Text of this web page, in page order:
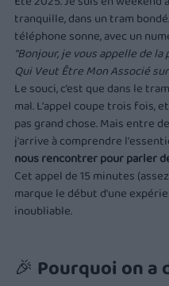
tranquille, dans un tram
téléphone sonne, avec un
"Bonjour, je vous appelle de
Qui Veut Être Mon Associé sur
Le souci, c’est que dans le
mal. L'appel coupe trois fois,
pas grand chose. Mais entre
j'arrive à comprendre
nous rencontrer pour parler
Cet appel de 15 minutes
marque le début d'une
inoubliable.
🎉 Pourquoi on a